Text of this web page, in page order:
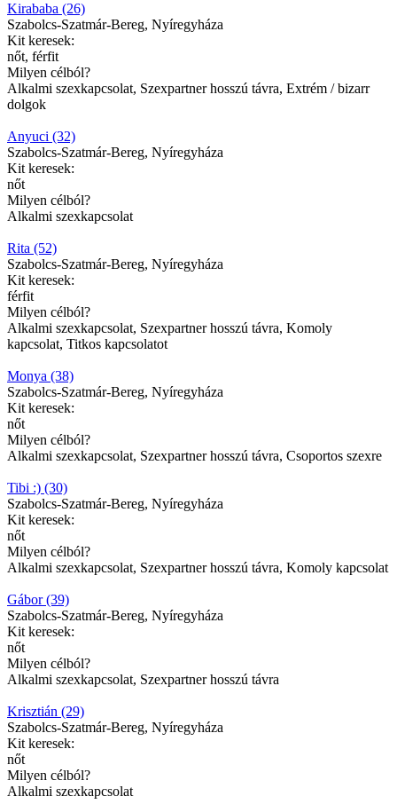
Kirababa (26)
Szabolcs-Szatmár-Bereg, Nyíregyháza
Kit keresek:
nőt, férfit
Milyen célból?
Alkalmi szexkapcsolat, Szexpartner hosszú távra, Extrém / bizarr
dolgok
Anyuci (32)
Szabolcs-Szatmár-Bereg, Nyíregyháza
Kit keresek:
nőt
Milyen célból?
Alkalmi szexkapcsolat
Rita (52)
Szabolcs-Szatmár-Bereg, Nyíregyháza
Kit keresek:
férfit
Milyen célból?
Alkalmi szexkapcsolat, Szexpartner hosszú távra, Komoly
kapcsolat, Titkos kapcsolatot
Monya (38)
Szabolcs-Szatmár-Bereg, Nyíregyháza
Kit keresek:
nőt
Milyen célból?
Alkalmi szexkapcsolat, Szexpartner hosszú távra, Csoportos szexre
Tibi :) (30)
Szabolcs-Szatmár-Bereg, Nyíregyháza
Kit keresek:
nőt
Milyen célból?
Alkalmi szexkapcsolat, Szexpartner hosszú távra, Komoly kapcsolat
Gábor (39)
Szabolcs-Szatmár-Bereg, Nyíregyháza
Kit keresek:
nőt
Milyen célból?
Alkalmi szexkapcsolat, Szexpartner hosszú távra
Krisztián (29)
Szabolcs-Szatmár-Bereg, Nyíregyháza
Kit keresek:
nőt
Milyen célból?
Alkalmi szexkapcsolat